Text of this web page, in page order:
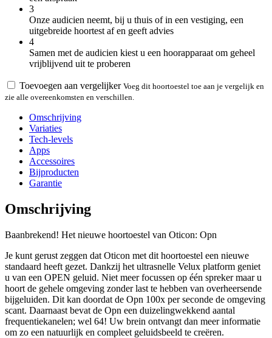
3
Onze audicien neemt, bij u thuis of in een vestiging, een
uitgebreide hoortest af en geeft advies
4
Samen met de audicien kiest u een hoorapparaat om geheel
vrijblijvend uit te proberen
Toevoegen aan vergelijker Voeg dit hoortoestel toe aan je vergelijk en
zie alle overeenkomsten en verschillen.
Omschrijving
Variaties
Tech-levels
Apps
Accessoires
Bijproducten
Garantie
Omschrijving
Baanbrekend! Het nieuwe hoortoestel van Oticon: Opn
Je kunt gerust zeggen dat Oticon met dit hoortoestel een nieuwe
standaard heeft gezet. Dankzij het ultrasnelle Velux platform geniet
u van een OPEN geluid. Niet meer focussen op één spreker maar u
hoort de gehele omgeving zonder last te hebben van overheersende
bijgeluiden. Dit kan doordat de Opn 100x per seconde de omgeving
scant. Daarnaast bevat de Opn een duizelingwekkend aantal
frequentiekanelen; wel 64! Uw brein ontvangt dan meer informatie
om zo een natuurlijk en compleet geluidsbeeld te creëren.